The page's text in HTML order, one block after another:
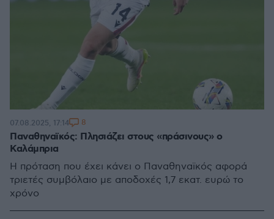
Παναθηναϊκός: Πλησιάζει στους «πράσινους» ο
Καλάμπρια
Η πρόταση που έχει κάνει ο Παναθηναϊκός αφορά
τριετές συμβόλαιο με αποδοχές 1,7 εκατ. ευρώ το
χρόνο
07.08.2025, 17:14 8